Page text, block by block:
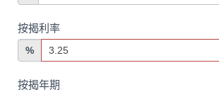
按揭利率
%
按揭年期